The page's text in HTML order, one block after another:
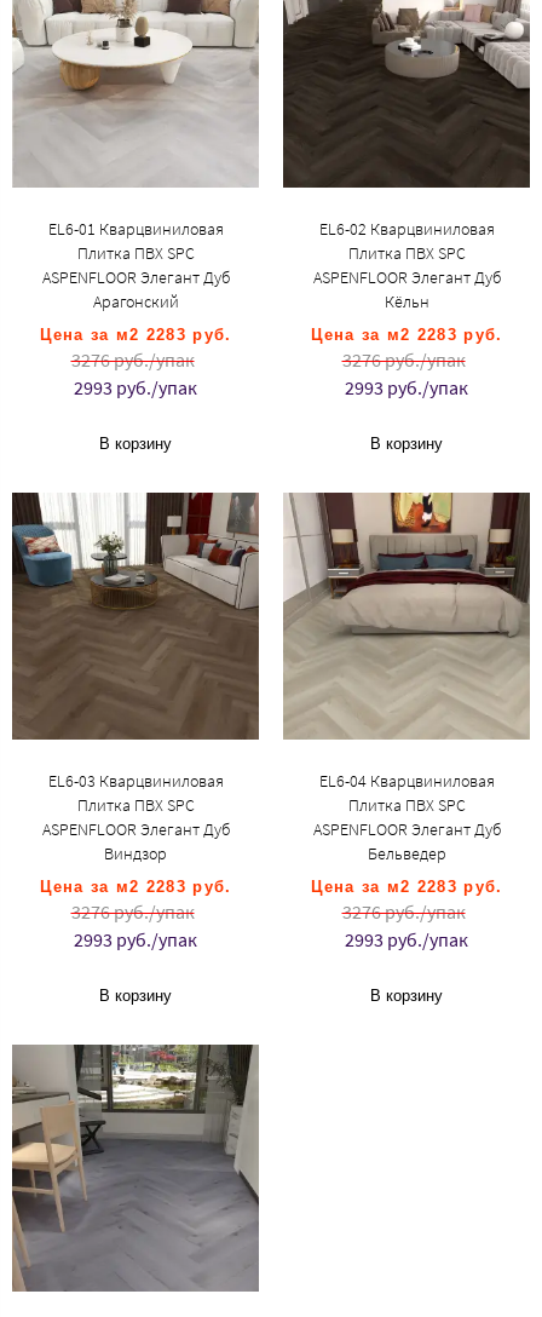
EL6-01 Кварцвиниловая
Плитка ПВХ SPC
ASPENFLOOR Элегант Дуб
Арагонский
Цена за м2 2283 руб.
3276 руб./упак
2993 руб./упак
В корзину
EL6-02 Кварцвиниловая
Плитка ПВХ SPC
ASPENFLOOR Элегант Дуб
Кёльн
Цена за м2 2283 руб.
3276 руб./упак
2993 руб./упак
В корзину
EL6-03 Кварцвиниловая
Плитка ПВХ SPC
ASPENFLOOR Элегант Дуб
Виндзор
Цена за м2 2283 руб.
3276 руб./упак
2993 руб./упак
В корзину
EL6-04 Кварцвиниловая
Плитка ПВХ SPC
ASPENFLOOR Элегант Дуб
Бельведер
Цена за м2 2283 руб.
3276 руб./упак
2993 руб./упак
В корзину